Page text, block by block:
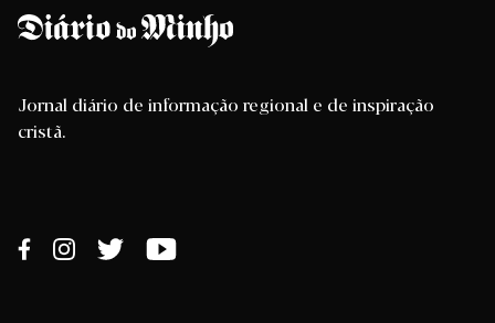
Jornal diário de informação regional e de inspiração
cristã.